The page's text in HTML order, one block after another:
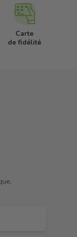
Carte
de fidélité